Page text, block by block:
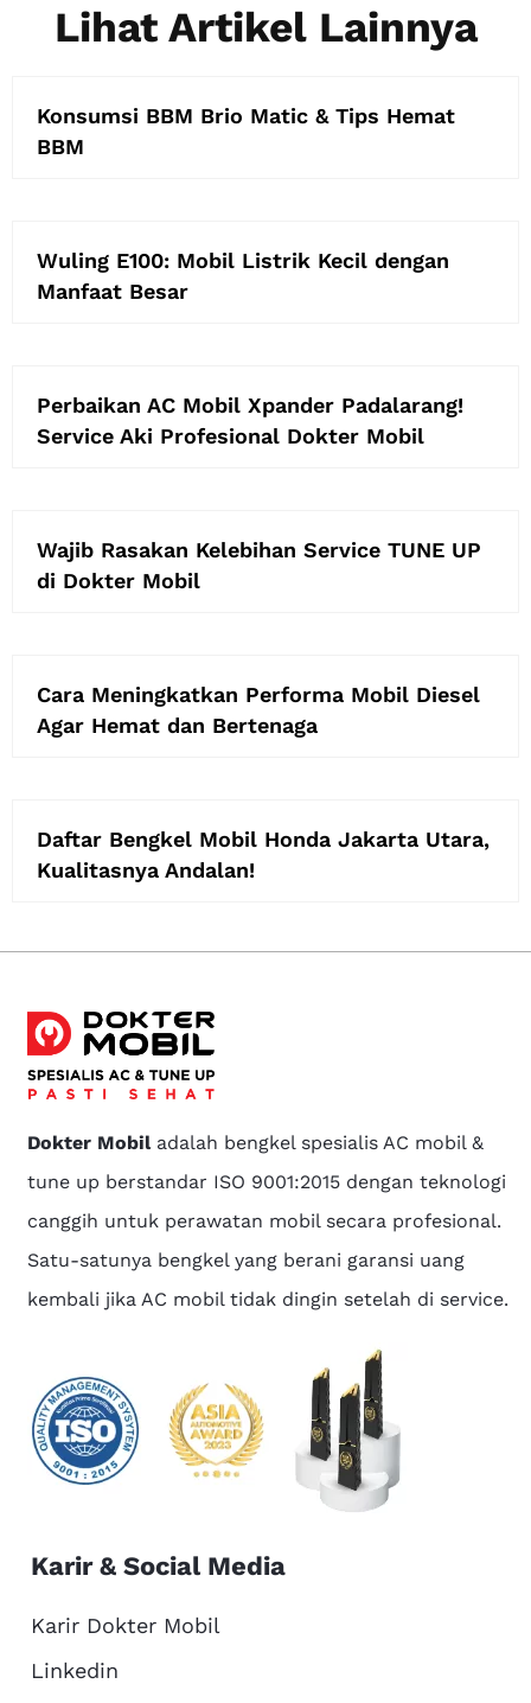
Lihat Artikel Lainnya
Konsumsi BBM Brio Matic & Tips Hemat
BBM
Wuling E100: Mobil Listrik Kecil dengan
Manfaat Besar
Perbaikan AC Mobil Xpander Padalarang!
Service Aki Profesional Dokter Mobil
Wajib Rasakan Kelebihan Service TUNE UP
di Dokter Mobil
Cara Meningkatkan Performa Mobil Diesel
Agar Hemat dan Bertenaga
Daftar Bengkel Mobil Honda Jakarta Utara,
Kualitasnya Andalan!
Dokter Mobiladalah bengkel spesialis AC mobil &
tune up berstandar ISO 9001:2015 dengan teknologi
canggih untuk perawatan mobil secara profesional.
Satu-satunya bengkel yang berani garansi uang
kembali jika AC mobil tidak dingin setelah di service.
Karir & Social Media
Karir Dokter Mobil
Linkedin